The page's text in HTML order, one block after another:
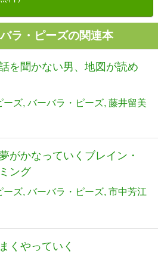
ラ・ピーズの関連本
を聞かない男、地図が読め
ーズ バーバラ・ピーズ 藤井留美
がかなっていくブレイン・
ング
ーズ バーバラ・ピーズ 市中芳江
くやっていく